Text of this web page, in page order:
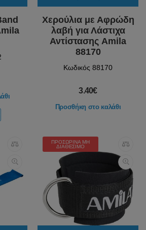
Χερούλια με Αφρώδη
λαβή για Λάστιχα
Αντίστασης Amila
88170
Κωδικός 88170
3.40€
Προσθήκη στο καλάθι
ΠΡΟΣΩΡΙΝΆ ΜΗ
ΔΙΑΘΈΣΙΜΟ